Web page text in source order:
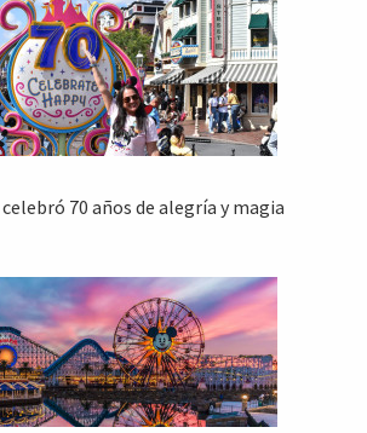
70 años de alegría y magia